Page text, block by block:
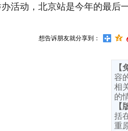
活动，北京站是今年的最后一
想告诉朋友就分享到：
【
容
相
的
【
括
重